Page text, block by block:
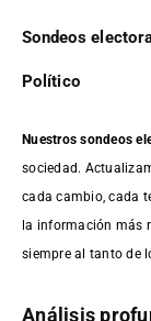
Sondeos
Político
Nuestros sondeos
sociedad.
cada cambio, cada
la información más
siempre al tanto de
Análisis